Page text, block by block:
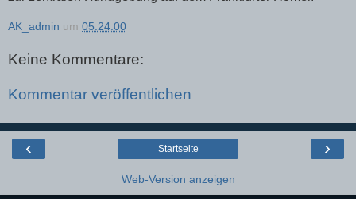
AK_admin um 05:24:00
Keine Kommentare:
Kommentar veröffentlichen
‹ ›
Startseite
Web-Version anzeigen